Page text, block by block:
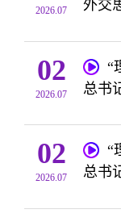
2026.07
外交
02
2026.07
“
总书
02
2026.07
“
总书